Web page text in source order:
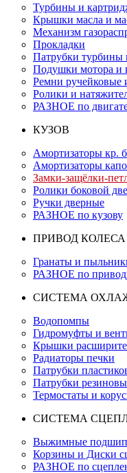
Турбины и
Крышки масла и
Механизм
Прокладки
Патрубки турбины
Подушки мотора и
Ремни ручейковые
Ролики и
РАЗНОЕ по
КУЗОВ
Амортизаторы кр.
Амортизаторы
Замки-защёлки-
Ролики боковой
Ручки дверные
РАЗНОЕ по кузову
ПРИВОД КОЛЕСА
Гранаты и
РАЗНОЕ по
СИСТЕМА
Водопомпы
Гидромуфты и
Крышки
Радиаторы печки
Патрубки
Патрубки
Термостаты и
СИСТЕМА
Выжимные
Корзины и Диски
РАЗНОЕ по